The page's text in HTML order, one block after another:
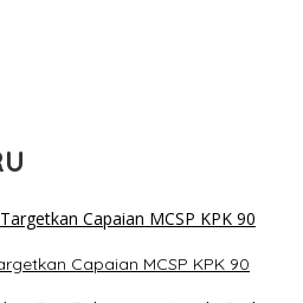
Capaian MCSP KPK 90